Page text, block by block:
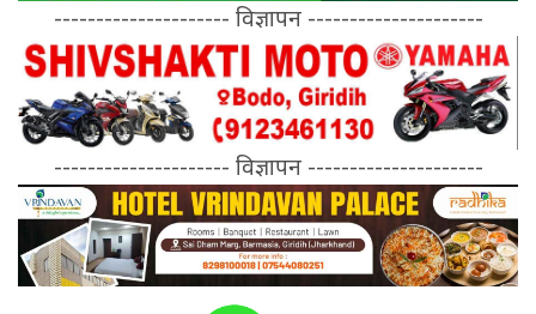
--------------------- विज्ञापन ---------------------
--------------------- विज्ञापन ---------------------